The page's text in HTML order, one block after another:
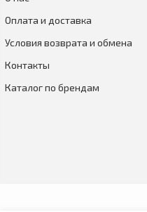
Оплата и доставка
Условия возврата и обмена
Контакты
Каталог по брендам